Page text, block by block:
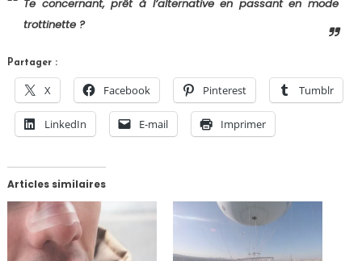
Te concernant, prêt à l’alternative en passant en mode
trottinette ?
Partager :
X Facebook Pinterest Tumblr
LinkedIn E-mail Imprimer
Articles similaires